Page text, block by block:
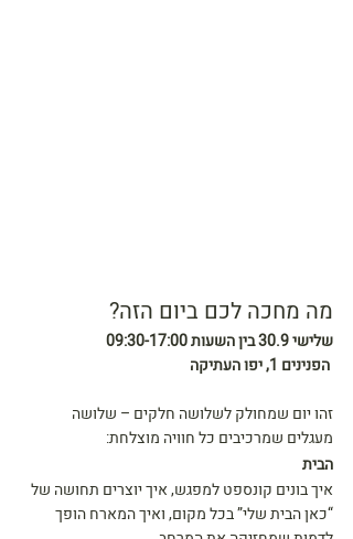
מה מחכה לכם ביום הזה?
שלישי 30.9 בין השעות 09:30-17:00
זהו יום שמחולק לשלושה חלקים – שלושה
מעגלים שמרכיבים כל חוויה מוצלחת:
הבית
איך בונים קונספט למפגש, איך יוצרים תחושה של
“כאן הבית שלי” בכל מקום, ואיך המארח הופך